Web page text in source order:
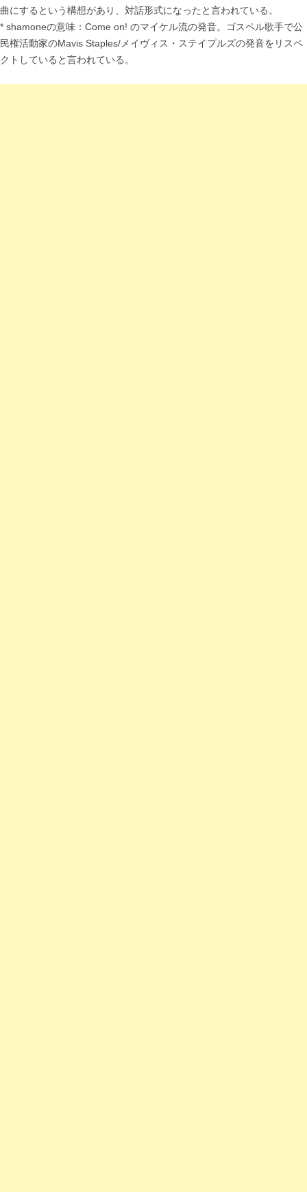
曲にするという構想があり、対話形式になったと言われている。
* shamoneの意味：Come on! のマイケル流の発音。ゴスペル歌手で公
民権活動家のMavis Staples/メイヴィス・ステイプルズの発音をリスペ
クトしていると言われている。